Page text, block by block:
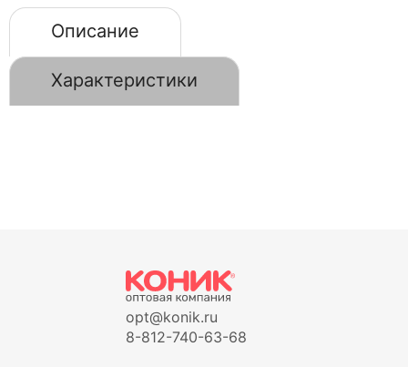
Описание
Характеристики
opt@konik.ru
8-812-740-63-68